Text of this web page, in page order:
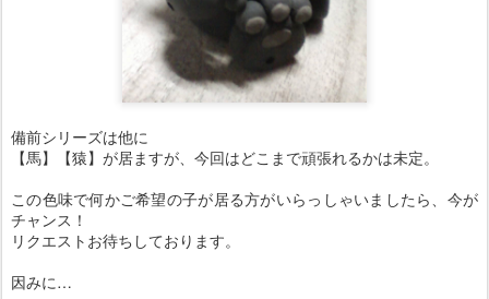
備前シリーズは他に
【馬】【猿】が居ますが、今回はどこまで頑張れるかは未定。
この色味で何かご希望の子が居る方がいらっしゃいましたら、今が
チャンス！
リクエストお待ちしております。
因みに…